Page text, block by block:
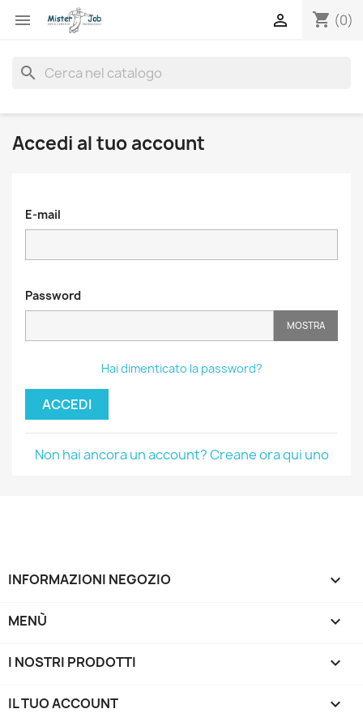
 shopping_cart (0)

search
Accedi al tuo account
E-mail
Password
MOSTRA
Hai dimenticato la password?
ACCEDI
Non hai ancora un account? Creane ora qui uno
INFORMAZIONI NEGOZIO keyboard_arrow_down
MENÙ 
I NOSTRI PRODOTTI 
IL TUO ACCOUNT 